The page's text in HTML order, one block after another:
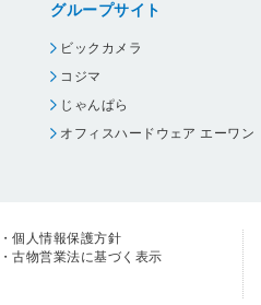
グループサイト
ビックカメラ
コジマ
じゃんぱら
オフィスハードウェア エーワン
・個人情報保護方針
・古物営業法に基づく表示